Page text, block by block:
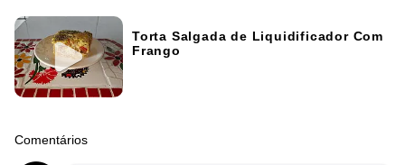
Torta Salgada de Liquidificador Com
Frango
Comentários